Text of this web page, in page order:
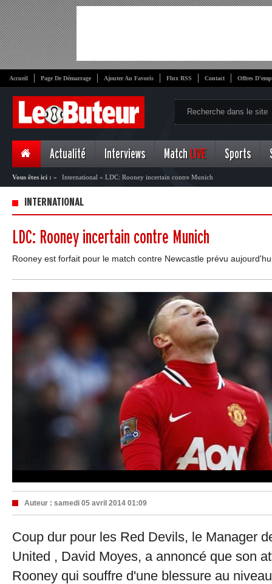
Accueil Page De Démarrage Ajouter Au Favoris Flux RSS Contact Offres
Actualité Interviews Match LIVE Sports
Vous êtes ici : » International » LDC: Rooney incertain contre Munich
INTERNATIONAL
LDC: Rooney incertain contre Munich
Rooney est forfait pour le match contre Newcastle prévu
Auteur : samedi 05 avril 2014 01:09
Coup dur pour les Red Devils, le Manager
United , David Moyes, a annoncé que son
Rooney qui souffre d'une blessure au